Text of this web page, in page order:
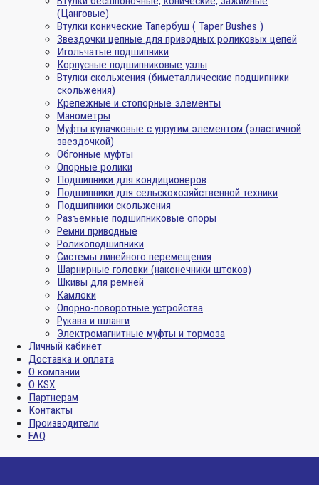
(Цанговые)
Втулки конические Тапербуш ( Taper Bushes )
Звездочки цепные для приводных роликовых цепей
Игольчатые подшипники
Корпусные подшипниковые узлы
Втулки скольжения (биметаллические подшипники
скольжения)
Крепежные и стопорные элементы
Манометры
Муфты кулачковые с упругим элементом (эластичной
звездочкой)
Обгонные муфты
Опорные ролики
Подшипники для кондиционеров
Подшипники для сельскохозяйственной техники
Подшипники скольжения
Разъемные подшипниковые опоры
Ремни приводные
Роликоподшипники
Системы линейного перемещения
Шарнирные головки (наконечники штоков)
Шкивы для ремней
Камлоки
Опорно-поворотные устройства
Рукава и шланги
Электромагнитные муфты и тормоза
Личный кабинет
Доставка и оплата
О компании
О KSX
Партнерам
Контакты
Производители
FAQ